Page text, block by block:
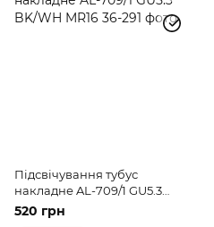
Підсвічування тубус
накладне AL-709/1 GU5.3
BK/WH MR16
520 грн